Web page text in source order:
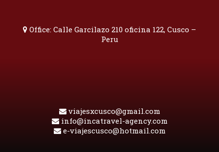
Office: Calle Garcilazo 210 oficina 122, Cusco –
Peru
viajesxcusco@gmail.com
info@incatravel-agency.com
e-viajescusco@hotmail.com